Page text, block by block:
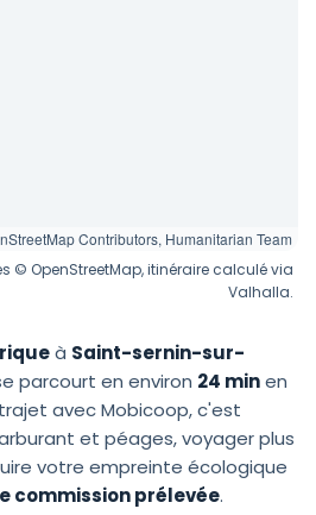
Contributors, Humanitarian Team
© OpenStreetMap, itinéraire calculé via
Valhalla.
à Saint-sernin-sur-
parcourt en environ 24 minen
avec Mobicoop, c'est
et péages, voyager plus
votre empreinte écologique
commission prélevée.